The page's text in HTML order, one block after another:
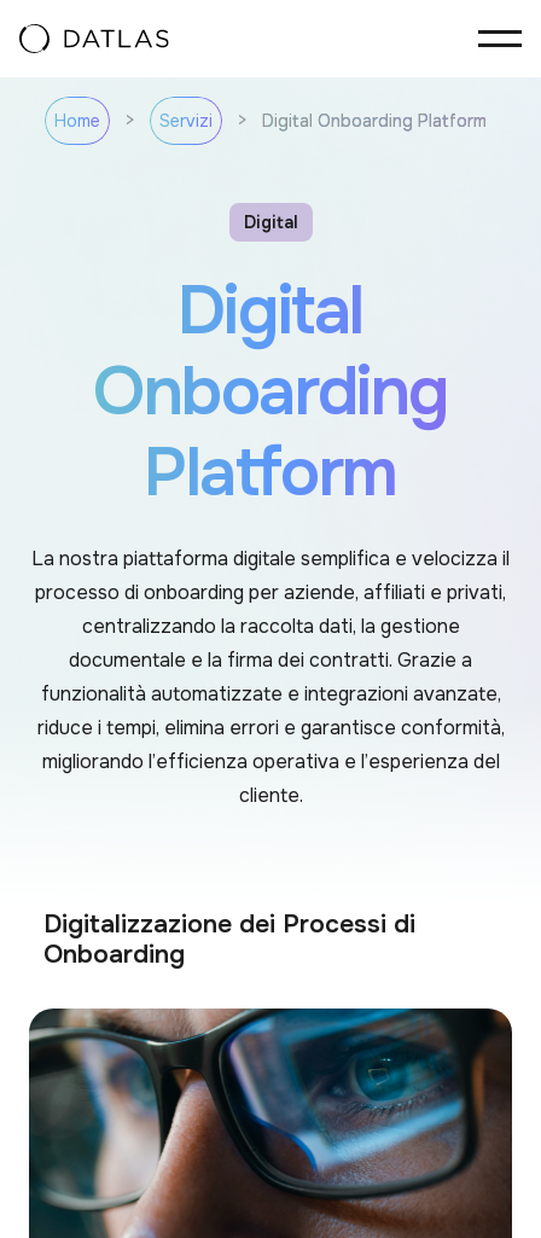
Home > Servizi > Digital Onboarding Platform
Digital
Digital
Onboarding
Platform
La nostra piattaforma digitale semplifica e velocizza il
processo di onboarding per aziende, affiliati e privati,
centralizzando la raccolta dati, la gestione
documentale e la firma dei contratti. Grazie a
funzionalità automatizzate e integrazioni avanzate,
riduce i tempi, elimina errori e garantisce conformità,
migliorando l’efficienza operativa e l’esperienza del
cliente.
Digitalizzazione dei Processi di
Onboarding